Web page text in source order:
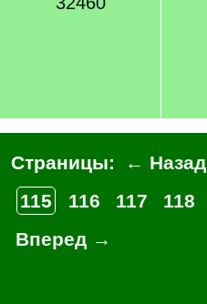
Страницы: ← Назад
115
116 117 118
Вперед →